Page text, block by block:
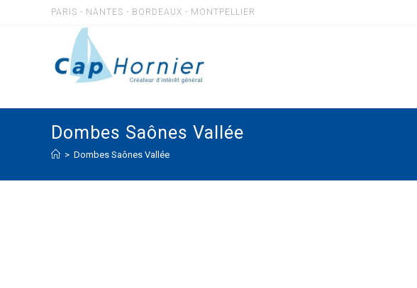
PARIS - NANTES - BORDEAUX - MONTPELLIER
Dombes Saônes Vallée
> Dombes Saônes Vallée